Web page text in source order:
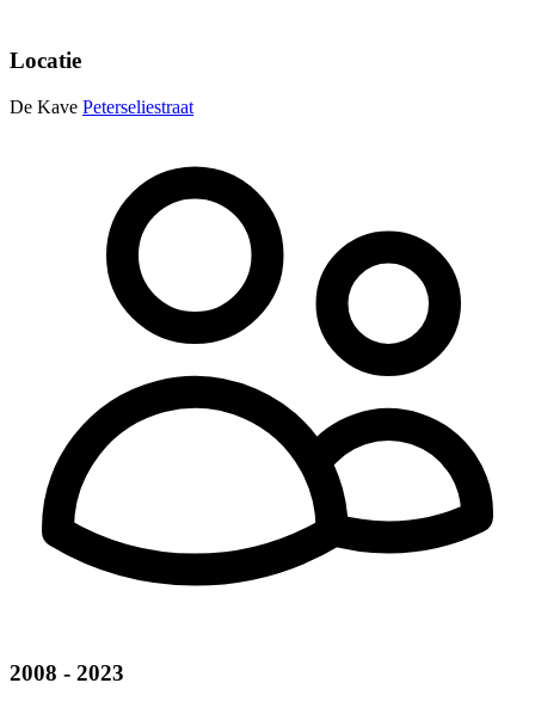
Locatie
De Kave Peterseliestraat
2008 - 2023